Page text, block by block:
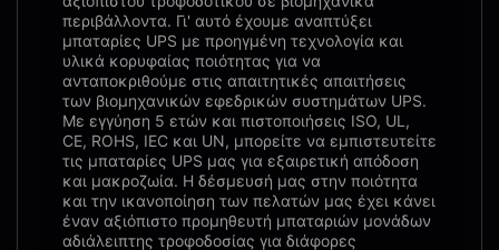
περιβάλλοντα. Γι' αυτό έχουμε αναπτύξει
μπαταρίες UPS με προηγμένη τεχνολογία και
υλικά κορυφαίας ποιότητας για να
ανταποκριθούμε στις απαιτητικές απαιτήσεις
των βιομηχανικών εφεδρικών συστημάτων UPS.
Με εγγύηση 5 ετών και πιστοποιήσεις ISO, UL,
CE, ROHS, IEC και UN, μπορείτε να εμπιστευτείτε
τις μπαταρίες UPS μας για εξαιρετική απόδοση
και μακροζωία. Η δέσμευσή μας στην ποιότητα
και την ικανοποίηση των πελατών μας έχει κάνει
έναν αξιόπιστο προμηθευτή μπαταριών μονάδων
αδιάλειπτης τροφοδοσίας για διάφορες